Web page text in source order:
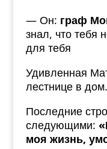
— Он: граф
знал, что тебя
для тебя
Удивленная
лестнице в
Последние
следующими:
моя жизнь,